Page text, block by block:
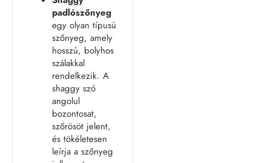
padlószőnyeg
egy olyan típusú
szőnyeg, amely
hosszú, bolyhos
szálakkal
rendelkezik. A
shaggy szó
angolul
bozontosat,
szőrösöt jelent,
és tökéletesen
leírja a szőnyeg